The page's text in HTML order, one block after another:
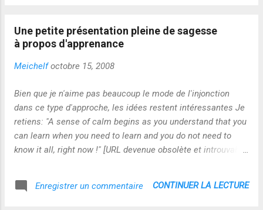
perceived as one-on-one whereas students
already feel comfortable jumping in on
discussions whether the person posing the
perceive the Ning as being a community,
multi-party/-dimensional communication
tool. I think this is helping to establish a
feeling of class community much quicker
than even a traditional class would create." -
not quite here, yet. This is a society that is
Une petite présentation pleine de sagesse
à propos d'apprenance
Meichelf octobre 15, 2008
Bien que je n'aime pas beaucoup le mode de l'injonction
dans ce type d'approche, les idées restent intéressantes Je
retiens: "A sense of calm begins as you understand that you
can learn when you need to learn and you do not need to
know it all, right now !" [URL devenue obsolète et introuvable
presentation]
Enregistrer un commentaire CONTINUER LA LECTURE